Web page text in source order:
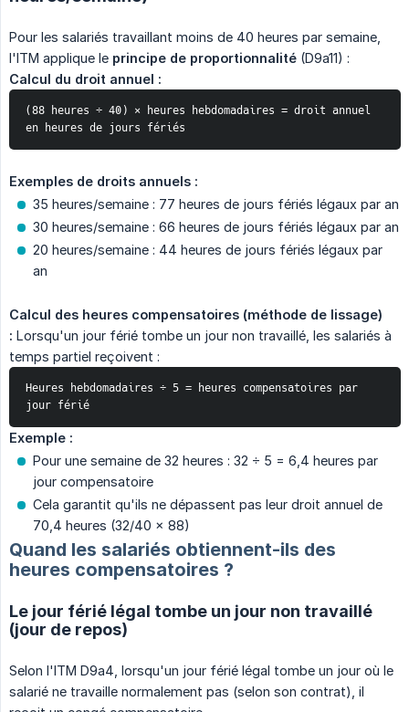
Pour les salariés travaillant moins de 40 heures par semaine,
l'ITM applique le principe de proportionnalité (D9a11) :
Calcul du droit annuel :
(88 heures ÷ 40) × heures hebdomadaires = droit annuel
en heures de jours fériés
Exemples de droits annuels :
35 heures/semaine : 77 heures de jours fériés légaux par an
30 heures/semaine : 66 heures de jours fériés légaux par an
20 heures/semaine : 44 heures de jours fériés légaux par
an
Calcul des heures compensatoires (méthode de lissage)
: Lorsqu'un jour férié tombe un jour non travaillé, les salariés à
temps partiel reçoivent :
Heures hebdomadaires ÷ 5 = heures compensatoires par
jour férié
Exemple :
Pour une semaine de 32 heures : 32 ÷ 5 = 6,4 heures par
jour compensatoire
Cela garantit qu'ils ne dépassent pas leur droit annuel de
70,4 heures (32/40 × 88)
Quand les salariés obtiennent-ils des
heures compensatoires ?
Le jour férié légal tombe un jour non travaillé
(jour de repos)
Selon l'ITM D9a4, lorsqu'un jour férié légal tombe un jour où le
salarié ne travaille normalement pas (selon son contrat), il